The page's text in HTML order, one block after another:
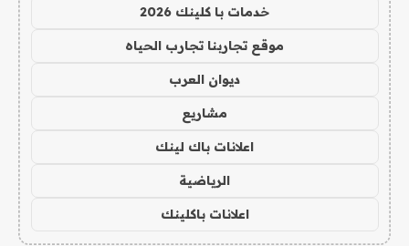
خدمات با كلينك 2026
موقع تجاربنا تجارب الحياه
ديوان العرب
مشاريع
اعلانات باك لينك
الرياضية
اعلانات باكلينك